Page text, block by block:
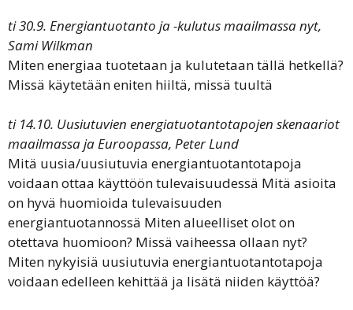
ti 30.9. Energiantuotanto ja -kulutus maailmassa nyt,
Sami Wilkman
Miten energiaa tuotetaan ja kulutetaan tällä hetkellä?
Missä käytetään eniten hiiltä, missä tuultä
ti 14.10. Uusiutuvien energiatuotantotapojen skenaariot
maailmassa ja Euroopassa, Peter Lund
Mitä uusia/uusiutuvia energiantuotantotapoja
voidaan ottaa käyttöön tulevaisuudessä Mitä asioita
on hyvä huomioida tulevaisuuden
energiantuotannossä Miten alueelliset olot on
otettava huomioon? Missä vaiheessa ollaan nyt?
Miten nykyisiä uusiutuvia energiantuotantotapoja
voidaan edelleen kehittää ja lisätä niiden käyttöä?